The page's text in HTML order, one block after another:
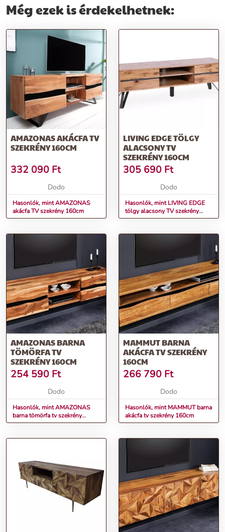
Még ezek is érdekelhetnek:
AMAZONAS AKÁCFA TV
SZEKRÉNY 160CM
332 090 Ft
Dodo
Hasonlók, mint AMAZONAS
akácfa TV szekrény 160cm
LIVING EDGE TÖLGY
ALACSONY TV
SZEKRÉNY 160CM
305 690 Ft
Dodo
Hasonlók, mint LIVING EDGE
tölgy alacsony TV szekrény
160cm
AMAZONAS BARNA
TÖMÖRFA TV
SZEKRÉNY 160CM
254 590 Ft
Dodo
Hasonlók, mint AMAZONAS
barna tömörfa tv szekrény
160cm
MAMMUT BARNA
AKÁCFA TV SZEKRÉNY
160CM
266 790 Ft
Dodo
Hasonlók, mint MAMMUT barna
akácfa tv szekrény 160cm